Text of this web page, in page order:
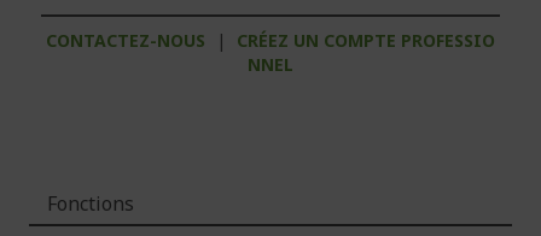
CONTACTEZ-NOUS |
CRÉEZ UN COMPTE PROFESSIO
NNEL
Fonctions